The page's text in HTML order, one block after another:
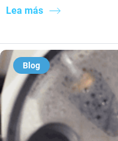
Lea más
Blog